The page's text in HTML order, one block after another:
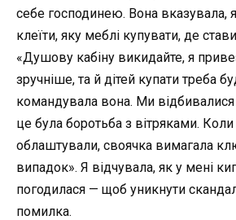
себе господинею. Вона вказувала,
клеїти, яку меблі купувати, де
«Душову кабіну викидайте, я
зручніше, та й дітей купати треба
командувала вона. Ми відбивалися
це була боротьба з вітряками.
облаштували, своячка вимагала
випадок». Я відчувала, як у мені
погодилася — щоб уникнути
помилка.